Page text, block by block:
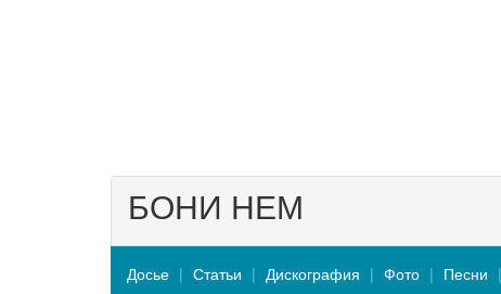
БОНИ НЕМ
Досье Статьи Дискография Фото Песни